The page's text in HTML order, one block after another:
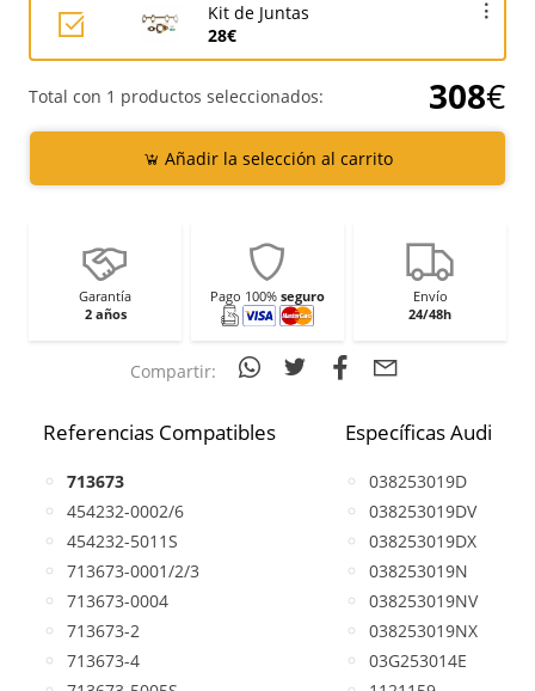
Kit de Juntas
28€
Total con 1 productos seleccionados: 308€
Añadir la selección al carrito
Garantía
2 años
Pago 100% seguro
Envío
24/48h
Compartir:
Referencias Compatibles
713673
454232-0002/6
454232-5011S
713673-0001/2/3
713673-0004
713673-2
713673-4
Específicas Audi
038253019D
038253019DV
038253019DX
038253019N
038253019NV
038253019NX
03G253014E